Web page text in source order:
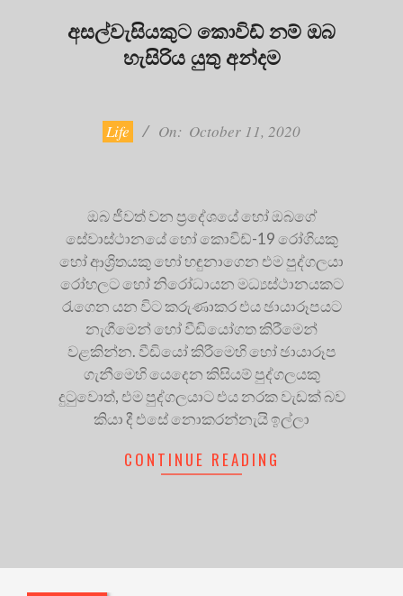
අසල්වැසියකුට කොවිඩ් නම් ඔබ
හැසිරිය යුතු අන්දම
Life On: October 11, 2020
ඔබ ජීවත් වන ප්‍රදේශයේ හෝ ඔබගේ
සේවාස්ථානයේ හෝ කොවිඩ්-19 රෝගියකු
හෝ ආශ්‍රිතයකු හෝ හඳුනාගෙන එම පුද්ගලයා
රෝහලට හෝ නිරෝධායන මධ්‍යස්ථානයකට
රැගෙන යන විට කරුණාකර එය ඡායාරූපයට
නැගීමෙන් හෝ වීඩියෝගත කිරීමෙන්
වළකින්න. වීඩියෝ කිරීමෙහි හෝ ඡායාරූප
ගැනීමෙහි යෙදෙන කිසියම් පුද්ගලයකු
දුටුවොත්, එම පුද්ගලයාට එය නරක වැඩක් බව
කියා දී එසේ නොකරන්නැයි ඉල්ලා
CONTINUE READING